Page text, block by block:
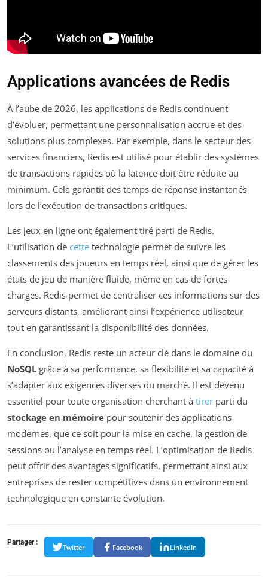
Applications avancées de Redis
À l’aube de 2026, les applications de Redis continuent
d’évoluer, permettant une personnalisation accrue et des
solutions plus complexes. Par exemple, dans le secteur des
services financiers, Redis est utilisé pour établir des systèmes
de transactions rapides où la latence doit être réduite au
minimum. Cela garantit des temps de réponse instantanés
lors de l’exécution de transactions critiques.
Les jeux en ligne ont également tiré parti de Redis.
L’utilisation de cette technologie permet de suivre les
classements des joueurs en temps réel, ainsi que de gérer les
états de jeu de manière fluide, même en cas de fortes
charges. Redis permet de centraliser ces informations sur des
serveurs distants, améliorant ainsi l’expérience utilisateur
tout en garantissant la disponibilité des données.
En conclusion, Redis reste un acteur clé dans le domaine du
NoSQL grâce à sa performance, sa flexibilité et sa capacité à
s’adapter aux exigences diverses du marché. Il est devenu
essentiel pour toute organisation cherchant à tirer parti du
stockage en mémoire pour soutenir des applications
modernes, que ce soit pour la mise en cache, la gestion de
sessions ou l’analyse en temps réel. L’optimisation de Redis
peut offrir des avantages significatifs, permettant ainsi aux
entreprises de rester compétitives dans un environnement
technologique en constante évolution.
Partager :
Twitter Facebook LinkedIn